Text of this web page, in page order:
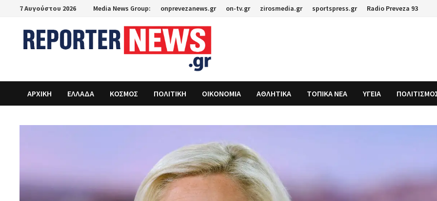
content
7 Αυγούστου 2026 Media News Group: onprevezanews.gr on-tv.gr zirosmedia.gr sportspress.gr Radio Preveza 93
ΑΡΧΙΚΗ ΕΛΛΑΔΑ ΚΟΣΜΟΣ ΠΟΛΙΤΙΚΗ ΟΙΚΟΝΟΜΙΑ ΑΘΛΗΤΙΚΑ ΤΟΠΙΚΑ ΝΕΑ ΥΓΕΙΑ